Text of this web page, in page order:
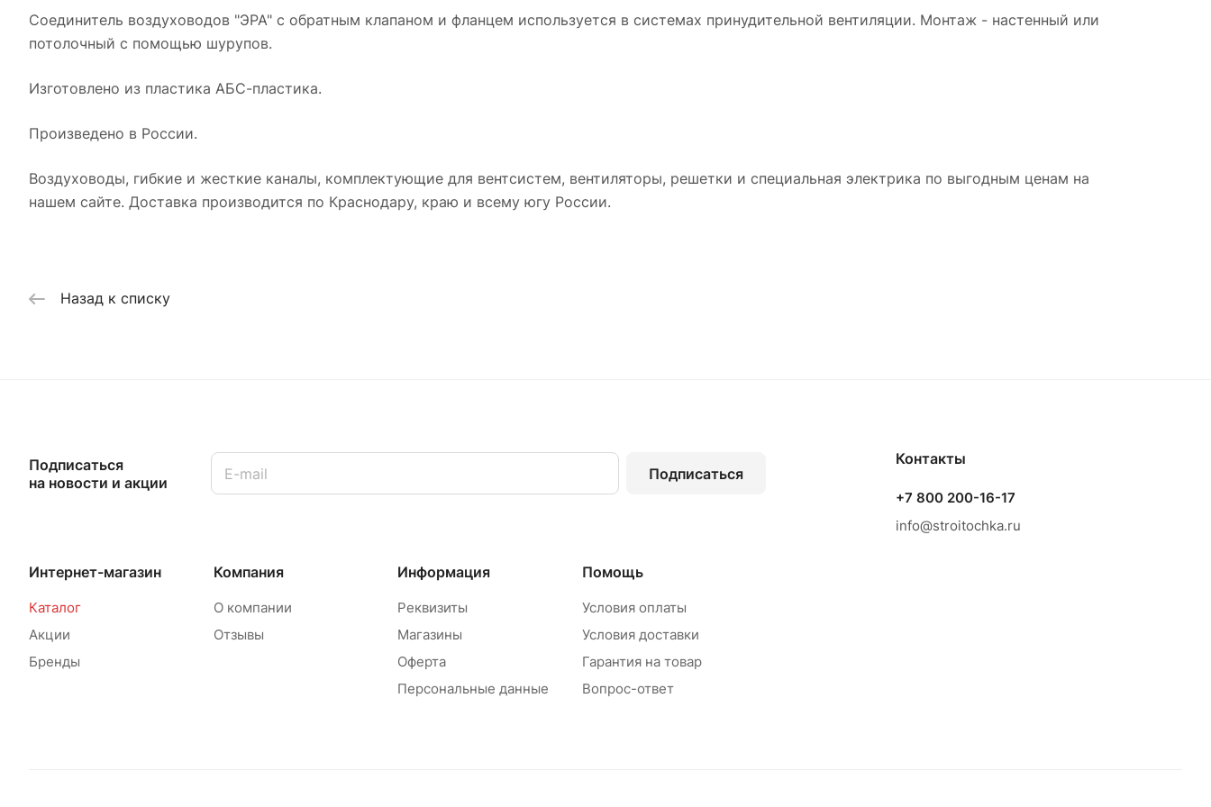
Соединитель воздуховодов "ЭРА" с обратным клапаном и фланцем используется в системах принудительной вентиляции. Монтаж - настенный или
потолочный с помощью шурупов.
Изготовлено из пластика АБС-пластика.
Произведено в России.
Воздуховоды, гибкие и жесткие каналы, комплектующие для вентсистем, вентиляторы, решетки и специальная электрика по выгодным ценам на
нашем сайте. Доставка производится по Краснодару, краю и всему югу России.
Назад к списку
Подписаться
на новости и акции
Подписаться
Интернет-магазин
Каталог
Акции
Бренды
Компания
О компании
Отзывы
Информация
Реквизиты
Магазины
Оферта
Персональные данные
Помощь
Условия оплаты
Условия доставки
Гарантия на товар
Вопрос-ответ
Контакты
+7 800 200-16-17
info@stroitochka.ru